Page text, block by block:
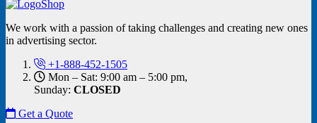
We work with a passion of taking challenges and creating new ones
in advertising sector.
+1-888-452-1505
Mon – Sat: 9:00 am – 5:00 pm,
Sunday: CLOSED
Get a Quote